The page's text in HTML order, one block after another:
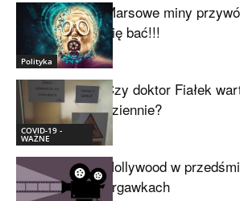
Polityka
Marsowe miny
się bać!!!
COVID-19 -
WAŻNE
Czy doktor Fiałek
dziennie?
Hollywood w
drgawkach